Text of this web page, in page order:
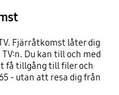
Fjärråtkomst låter dig
Du kan till och med
få tillgång till filer och
- utan att resa dig från